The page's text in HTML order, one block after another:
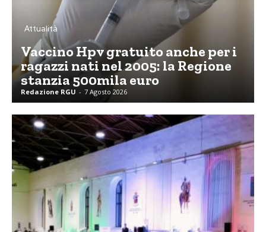
Attualità
Vaccino Hpv gratuito anche per i
ragazzi nati nel 2005: la Regione
stanzia 500mila euro
Redazione RGU - 7 Agosto 2026